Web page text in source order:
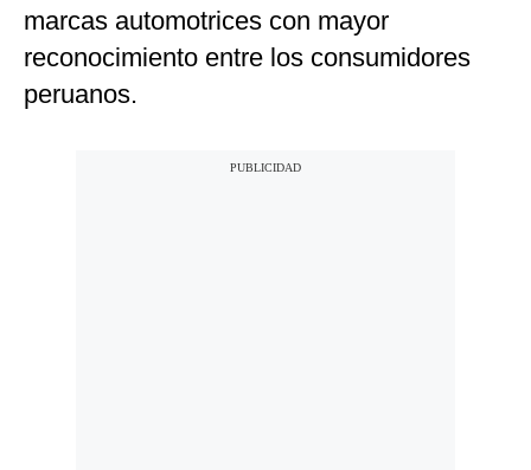
marcas automotrices con mayor
reconocimiento entre los consumidores
peruanos.